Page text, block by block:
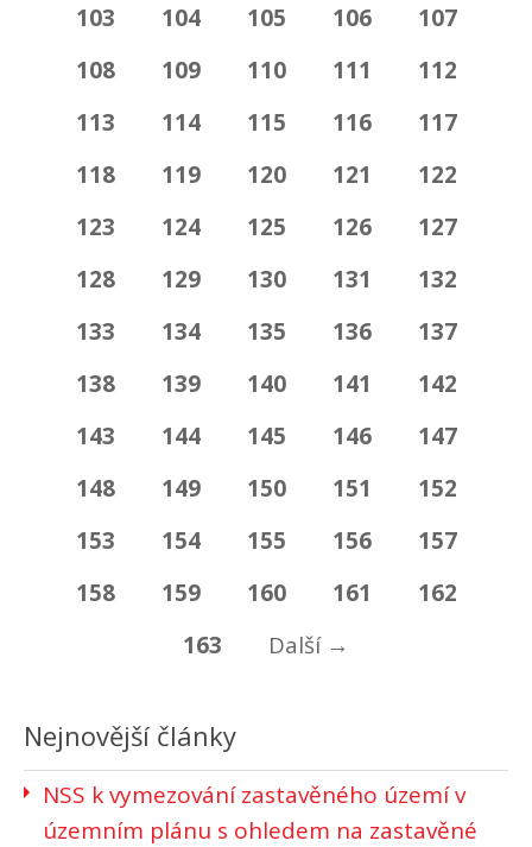
103
104 105 106
107
108
109 110 111
112
113
114 115 116
117
118
119 120 121
122
123
124 125 126
127
128
129 130 131
132
133
134 135 136
137
138
139 140 141
142
143
144 145 146
147
148
149 150 151
152
153
154 155 156
157
158
159 160 161
162
163
Další →
Nejnovější články
NSS k vymezování zastavěného území v
územním plánu s ohledem na zastavěné